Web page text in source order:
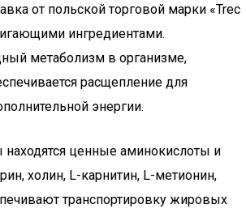
от польской торговой марки «Trec
ингредиентами.
метаболизм в организме,
расщепление для
энергии.
ценные аминокислоты и
холин, L-карнитин, L-метионин,
транспортировку жировых